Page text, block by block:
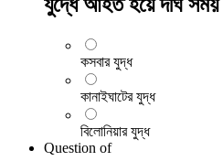
কসবার যুদ্ধ
কানাইঘাটের যুদ্ধ
বিলোনিয়ার যুদ্ধ
Question of